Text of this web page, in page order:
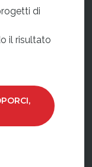
di
il risultato